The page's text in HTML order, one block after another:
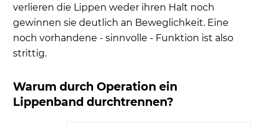
verlieren die Lippen weder ihren Halt noch
gewinnen sie deutlich an Beweglichkeit. Eine
noch vorhandene - sinnvolle - Funktion ist also
strittig.
Warum durch Operation ein
Lippenband durchtrennen?